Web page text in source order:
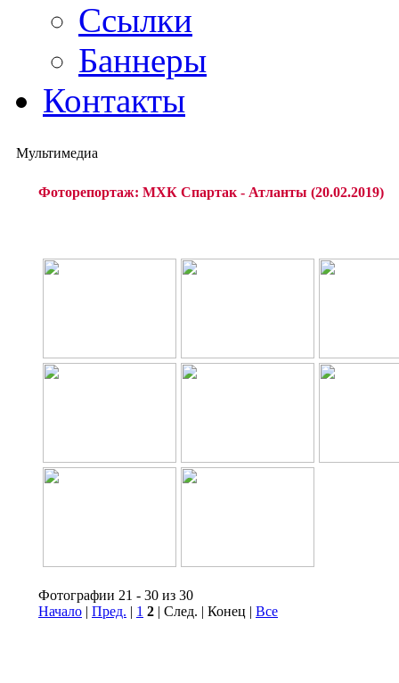
Ссылки
Баннеры
Контакты
Мультимедиа
Фоторепортаж: МХК Спартак - Атланты (20.02.2019)
Фотографии 21 - 30 из 30
Начало | Пред. | 1 2 | След. | Конец | Все